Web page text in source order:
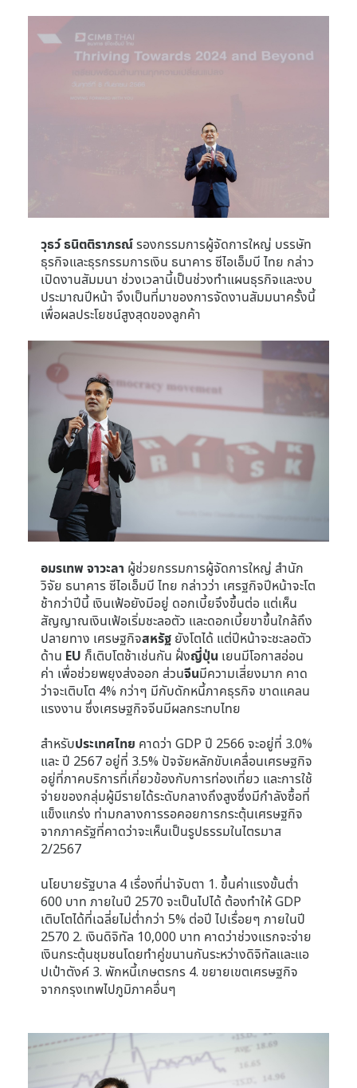
วุธว์ ธนิตติราภรณ์รองกรรมการผู้จัดการใหญ่ บรรษัท
ธุรกิจและธุรกรรมการเงิน ธนาคาร ซีไอเอ็มบี ไทย กล่าว
เปิดงานสัมมนา ช่วงเวลานี้เป็นช่วงทำแผนธุรกิจและงบ
ประมาณปีหน้า จึงเป็นที่มาของการจัดงานสัมมนาครั้งนี้
เพื่อผลประโยชน์สูงสุดของลูกค้า
อมรเทพ จาวะลา ผู้ช่วยกรรมการผู้จัดการใหญ่ สำนัก
วิจัย ธนาคาร ซีไอเอ็มบี ไทย กล่าวว่า เศรฐกิจปีหน้าจะโต
ช้ากว่าปีนี้ เงินเฟ้อยังมีอยู่ ดอกเบี้ยจึงขึ้นต่อ แต่เห็น
สัญญาณเงินเฟ้อเริ่มชะลอตัว และดอกเบี้ยขาขึ้นใกล้ถึง
ปลายทาง เศรษฐกิจสหรัฐยังโตได้ แต่ปีหน้าจะชะลอตัว
ด้าน EU ก็เติบโตช้าเช่นกัน ฝั่งญี่ปุ่น เยนมีโอกาสอ่อน
ค่า เพื่อช่วยพยุงส่งออก ส่วนจีนมีความเสี่ยงมาก คาด
ว่าจะเติบโต 4% กว่าๆ มีกับดักหนี้ภาคธุรกิจ ขาดแคลน
แรงงาน ซึ่งเศรษฐกิจจีนมีผลกระทบไทย
สำหรับประเทศไทย คาดว่า GDP ปี 2566 จะอยู่ที่ 3.0%
และ ปี 2567 อยู่ที่ 3.5% ปัจจัยหลักขับเคลื่อนเศรษฐกิจ
อยู่ที่ภาคบริการที่เกี่ยวข้องกับการท่องเที่ยว และการใช้
จ่ายของกลุ่มผู้มีรายได้ระดับกลางถึงสูงซึ่งมีกำลังซื้อที่
แข็งแกร่ง ท่ามกลางการรอคอยการกระตุ้นเศรษฐกิจ
จากภาครัฐที่คาดว่าจะเห็นเป็นรูปธรรมในไตรมาส
2/2567
นโยบายรัฐบาล 4 เรื่องที่น่าจับตา 1. ขึ้นค่าแรงขั้นต่ำ
600 บาท ภายในปี 2570 จะเป็นไปได้ ต้องทำให้ GDP
เติบโตได้ที่เฉลี่ยไม่ต่ำกว่า 5% ต่อปี ไปเรื่อยๆ ภายในปี
2570 2. เงินดิจิทัล 10,000 บาท คาดว่าช่วงแรกจะจ่าย
เงินกระตุ้นชุมชนโดยทำคู่ขนานกันระหว่างดิจิทัลและแอ
ปเป๋าตังค์ 3. พักหนี้เกษตรกร 4. ขยายเขตเศรษฐกิจ
จากกรุงเทพไปภูมิภาคอื่นๆ